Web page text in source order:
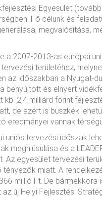
Egyesület
Fő célunk és
megvalósítása,
a 2007-2013-as európai
területéhez,
az időszakban a Nyugat-
benyújtott és elnyert
kb. 2,4 milliárd forint
de azért is büszkék
eredményei vannak
uniós tervezési időszak
meghiúsulása és a
Az egyesület tervezési
miatt. A
millió Ft. De
új Helyi Fejlesztési